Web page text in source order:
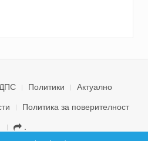
Политики
Актуално
Политика за поверителност
.